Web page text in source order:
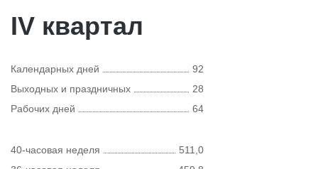
IV квартал
Календарных дней
92
Выходных и праздничных
28
Рабочих дней
64
40-часовая неделя
511,0